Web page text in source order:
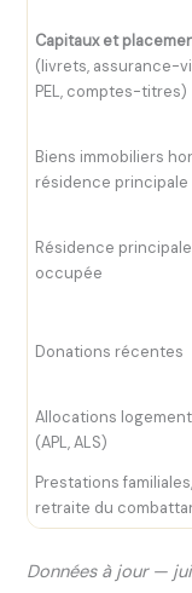
Capitaux et
(livrets, assurance-
PEL, comptes-titres)
Biens immobiliers
résidence principale
Résidence principale
occupée
Donations récentes
Allocations logement
(APL, ALS)
Prestations familiales,
retraite du
Données à jour —